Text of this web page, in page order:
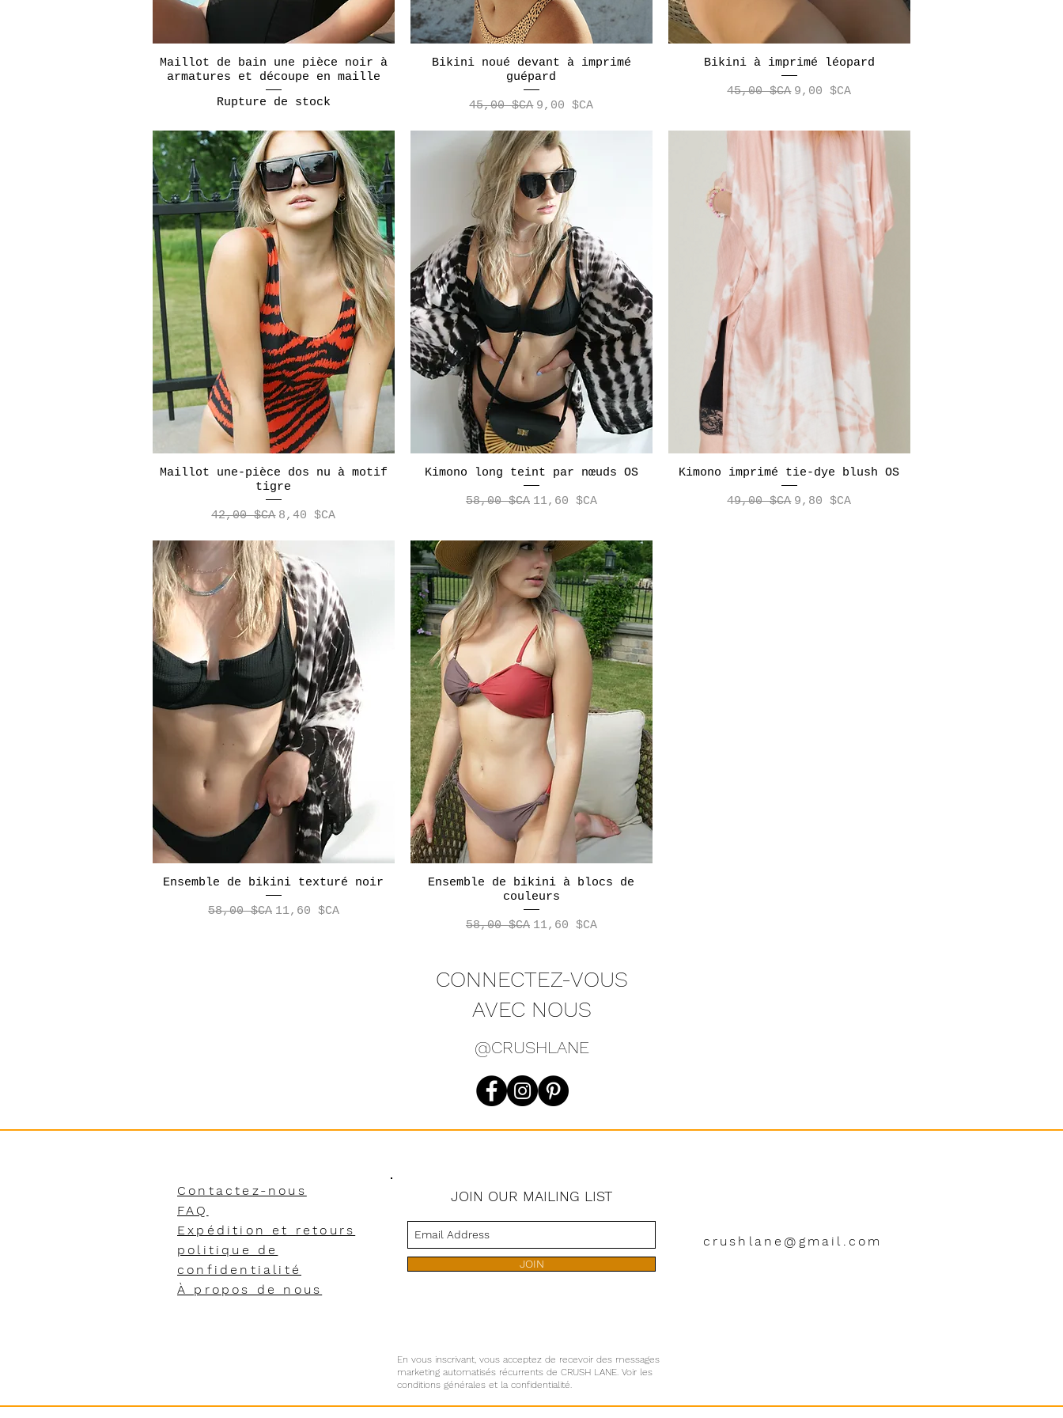
Aperçu rapide
Maillot de bain une pièce noir à
armatures et découpe en maille
Rupture de stock
Aperçu rapide
Bikini noué devant à imprimé
guépard
Prix original
45,00 $CA Prix promotionnel
9,00 $CA
Aperçu rapide
Bikini à imprimé léopard
Prix original
45,00 $CA Prix promotionnel
9,00 $CA
Aperçu rapide
Maillot une-pièce dos nu à motif
tigre
Prix original
42,00 $CA Prix promotionnel
8,40 $CA
Aperçu rapide
Kimono long teint par nœuds OS
Prix original
58,00 $CA Prix promotionnel
11,60 $CA
Aperçu rapide
Kimono imprimé tie-dye blush OS
Prix original
49,00 $CA Prix promotionnel
9,80 $CA
Aperçu rapide
Ensemble de bikini texturé noir
Prix original
58,00 $CA Prix promotionnel
11,60 $CA
Aperçu rapide
Ensemble de bikini à blocs de
couleurs
Prix original
58,00 $CA Prix promotionnel
11,60 $CA
CONNECTEZ-VOUS
AVEC NOUS
@CRUSHLANE
Contactez-nous
FAQ
Expédition et retours
politique de
confidentialité
À propos de nous
JOIN OUR MAILING LIST
JOIN
crushlane@gmail.com
En vous inscrivant, vous acceptez de recevoir des messages
marketing automatisés récurrents de CRUSH LANE. Voir les
conditions générales et la confidentialité.